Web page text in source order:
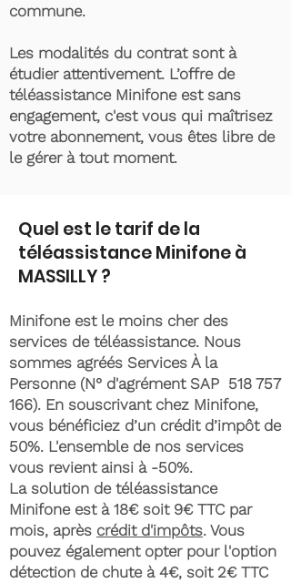
commune.
Les modalités du contrat sont à
étudier attentivement. L’offre de
téléassistance Minifone est sans
engagement, c'est vous qui maîtrisez
votre abonnement, vous êtes libre de
le gérer à tout moment.
Quel est le tarif de la
téléassistance Minifone à
MASSILLY ?
Minifone est le moins cher des
services de téléassistance. Nous
sommes agréés Services À la
Personne (N° d'agrément SAP 518 757
166). En souscrivant chez Minifone,
vous bénéficiez d’un crédit d’impôt de
50%. L'ensemble de nos services
vous revient ainsi à -50%.
La solution de téléassistance
Minifone est à 18€ soit 9€ TTC par
mois, après crédit d'impôts. Vous
pouvez également opter pour l'option
détection de chute à 4€, soit 2€ TTC